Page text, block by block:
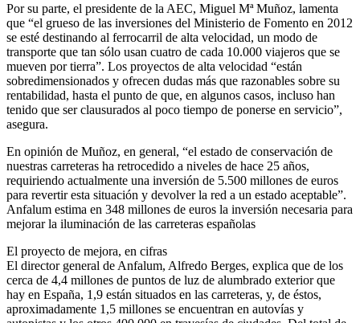
Por su parte, el presidente de la AEC, Miguel Mª Muñoz, lamenta
que “el grueso de las inversiones del Ministerio de Fomento en 2012
se esté destinando al ferrocarril de alta velocidad, un modo de
transporte que tan sólo usan cuatro de cada 10.000 viajeros que se
mueven por tierra”. Los proyectos de alta velocidad “están
sobredimensionados y ofrecen dudas más que razonables sobre su
rentabilidad, hasta el punto de que, en algunos casos, incluso han
tenido que ser clausurados al poco tiempo de ponerse en servicio”,
asegura.
En opinión de Muñoz, en general, “el estado de conservación de
nuestras carreteras ha retrocedido a niveles de hace 25 años,
requiriendo actualmente una inversión de 5.500 millones de euros
para revertir esta situación y devolver la red a un estado aceptable”.
Anfalum estima en 348 millones de euros la inversión necesaria para
mejorar la iluminación de las carreteras españolas
El proyecto de mejora, en cifras
El director general de Anfalum, Alfredo Berges, explica que de los
cerca de 4,4 millones de puntos de luz de alumbrado exterior que
hay en España, 1,9 están situados en las carreteras, y, de éstos,
aproximadamente 1,5 millones se encuentran en autovías y